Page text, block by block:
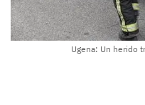
Ugena: Un herido